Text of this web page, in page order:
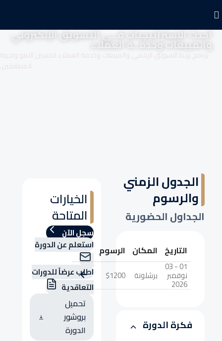
أحدث الإستراتيجيات فــي التسويق الإلكتروني
والمبيعات وخدمــة العملاء
برنامج يربط التسويق الرقمي والمبيعات وخدمة العملاء لتحسين النمو وتجربة
المتعاملين.
الخيارات
المتاحة
سجل الآن
استعلم عن الدورة
اطلب عرضاً للدورات
التعاقدية
تحميل
بروشور
الدورة
الجدول الزمني
والرسوم
الجداول الحضورية
التاريخ المكان الرسوم
01 - 03
نوفمبر
2026
برشلونة $1200
فكرة الدورة